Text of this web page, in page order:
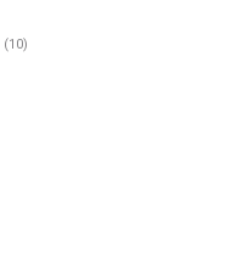
(10)